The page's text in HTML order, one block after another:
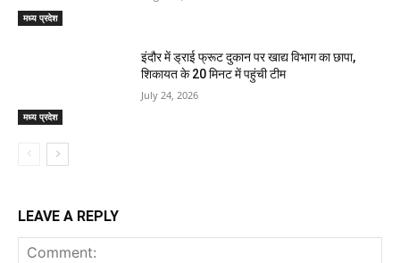
मध्य प्रदेश
मध्य प्रदेश
इंदौर में ड्राई फ्रूट दुकान पर खाद्य विभाग का छापा,
शिकायत के 20 मिनट में पहुंची टीम
July 24, 2026
LEAVE A REPLY